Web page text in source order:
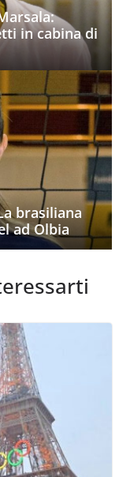
in cabina di
brasiliana
ad Olbia